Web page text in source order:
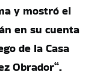
y mostró el
en su cuenta
de la Casa
Obrador“.